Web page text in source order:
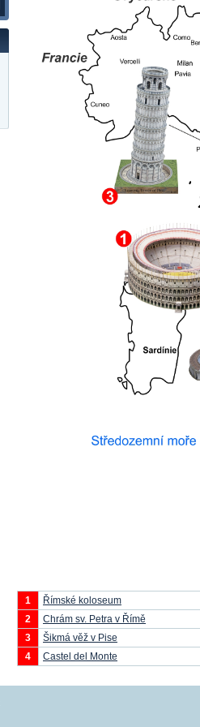
1
Římské koloseum
2
Chrám sv. Petra v Římě
3
Šikmá věž v Pise
4
Castel del Monte